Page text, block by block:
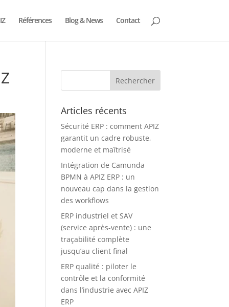
Références Blog & News Contact
Articles récents
Sécurité ERP : comment APIZ
garantit un cadre robuste,
moderne et maîtrisé
Intégration de Camunda
BPMN à APIZ ERP : un
nouveau cap dans la gestion
des workflows
ERP industriel et SAV
(service après-vente) : une
traçabilité complète
jusqu’au client final
ERP qualité : piloter le
contrôle et la conformité
dans l’industrie avec APIZ
ERP